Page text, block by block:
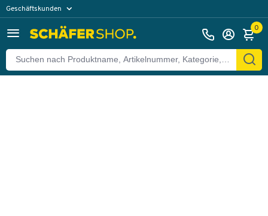
Geschäftskunden
0
Zurück